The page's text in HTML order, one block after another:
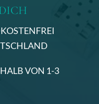
VON 1-3